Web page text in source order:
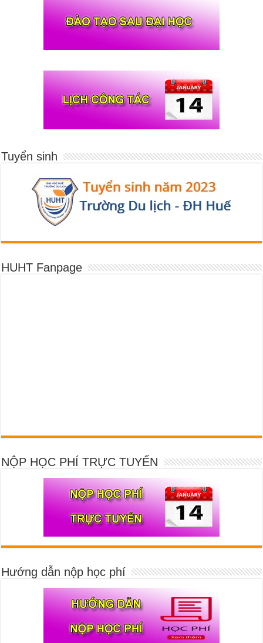
Tuyển sinh
HUHT Fanpage
NỘP HỌC PHÍ TRỰC TUYẾN
Hướng dẫn nộp học phí